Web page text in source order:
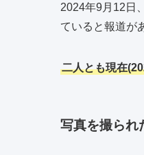
2024年9月12日、
ていると報道が
二人とも現在
写真を撮られ